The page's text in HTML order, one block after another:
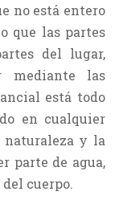
no está entero
que las partes
del lugar,
mediante las
está todo
en cualquier
naturaleza y la
parte de agua,
cuerpo.